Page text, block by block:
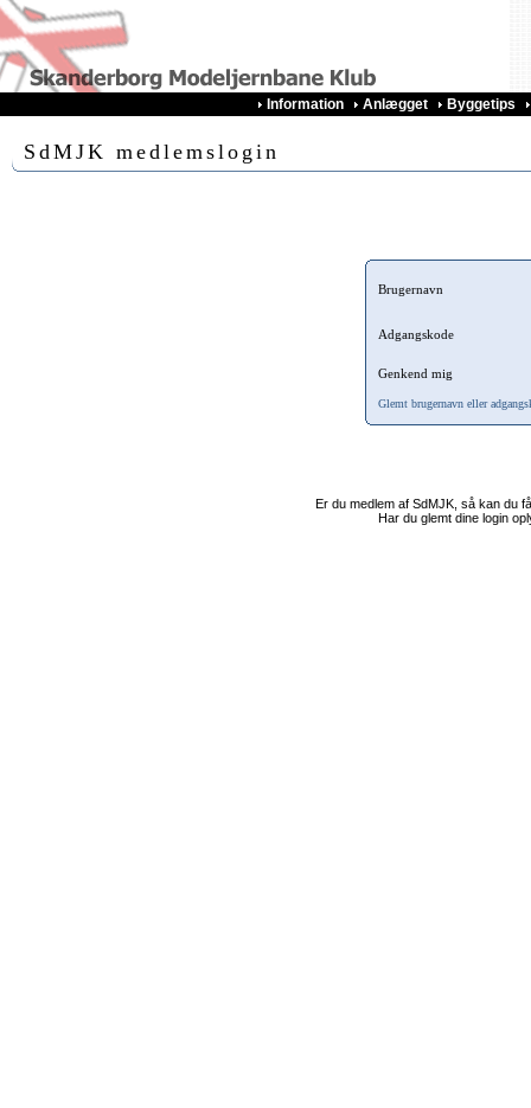
Information Anlægget Byggetips
SdMJK medlemslogin
Brugernavn
Adgangskode
Genkend mig
Glemt brugernavn eller
Er du medlem af SdMJK, så kan du
Har du glemt dine login